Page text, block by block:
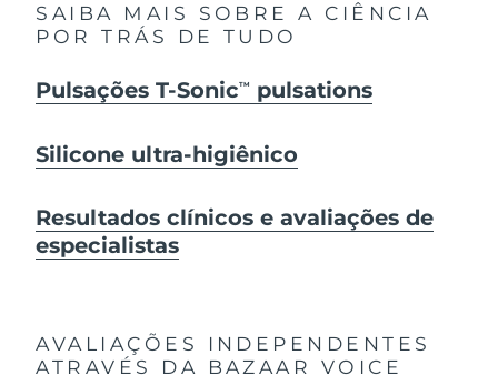
SAIBA MAIS SOBRE A CIÊNCIA
POR TRÁS DE TUDO
Pulsações T-SonicTM pulsations
Silicone ultra-higiênico
Resultados clínicos e avaliações de
especialistas
AVALIAÇÕES INDEPENDENTES
ATRAVÉS DA BAZAAR VOICE